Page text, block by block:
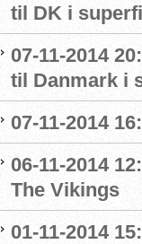
til DK i
07-11-2014
til Danmark i
07-11-2014
06-11-2014
The Vikings
01-11-2014